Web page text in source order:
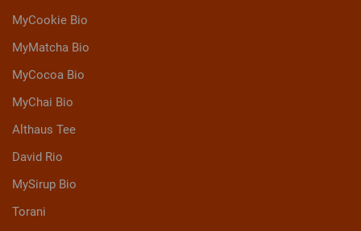
MyCookie Bio
MyMatcha Bio
MyCocoa Bio
MyChai Bio
Althaus Tee
David Rio
MySirup Bio
Torani